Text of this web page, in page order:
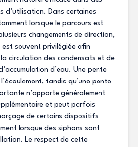
d’utilisation. Dans certaines
lorsque le parcours est
changements de direction,
est souvent privilégiée afin
la circulation des condensats et de
d’eau. Une pente
tandis qu’une pente
n’apporte généralement
et peut parfois
de certains dispositifs
lorsque des siphons sont
Le respect de cette